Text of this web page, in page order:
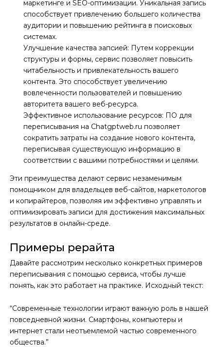
маркетинге и SEO-оптимизации. Уникальная запись
способствует привлечению большего количества
аудитории и повышению рейтинга в поисковых
системах.
Улучшение качества запсией: Путем коррекции
структуры и формы, сервис позволяет повысить
читабельность и привлекательность вашего
контента. Это способствует увеличению
вовлеченности пользователей и повышению
авторитета вашего веб-ресурса.
Эффективное использование ресурсов: ПО для
переписывания на Chatgptweb.ru позволяет
сократить затраты на создание нового контента,
переписывая существующую информацию в
соответствии с вашими потребностями и целями.
Эти преимущества делают сервис незаменимым
помощником для владельцев веб-сайтов, маркетологов
и копирайтеров, позволяя им эффективно управлять и
оптимизировать записи для достижения максимальных
результатов в онлайн-среде.
Примеры рерайта
Давайте рассмотрим несколько конкретных примеров
переписывания с помощью сервиса, чтобы лучше
понять, как это работает на практике. Исходный текст:
“Современные технологии играют важную роль в нашей
повседневной жизни. Смартфоны, компьютеры и
интернет стали неотъемлемой частью современного
общества.”